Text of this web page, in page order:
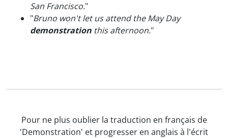
San Francisco."
"Bruno won't let us attend the May Day
demonstration this afternoon."
Pour ne plus oublier la traduction en français de
'Demonstration' et progresser en anglais à l'écrit